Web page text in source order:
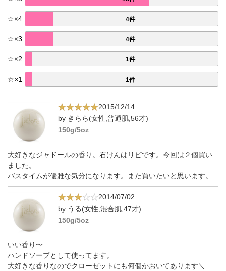
☆×4 4件
☆×3 4件
☆×2 1件
☆×1 1件
2015/12/14
by きらら(女性,普通肌,56才)
150g/5oz
大好きなジャドールの香り。石けんはリピです。今回は２個買い
ました。
バスタイムが優雅な気分になります。また買いたいと思います。
2014/07/02
by うる(女性,混合肌,47才)
150g/5oz
いい香り〜
ハンドソープとして使ってます。
大好きな香りなのでクローゼットにも何個かおいてあります＼